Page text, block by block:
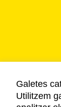
Galetes
Utilitzem